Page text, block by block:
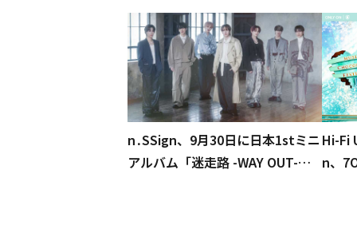
n․SSign、9月30日に日本1stミニ
アルバム「迷走路 -WAY OUT-」
Hi-Fi
n、